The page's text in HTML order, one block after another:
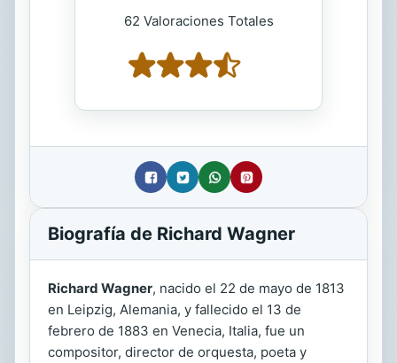
62 Valoraciones Totales
Biografía de Richard Wagner
Richard Wagner, nacido el 22 de mayo de 1813
en Leipzig, Alemania, y fallecido el 13 de
febrero de 1883 en Venecia, Italia, fue un
compositor, director de orquesta, poeta y